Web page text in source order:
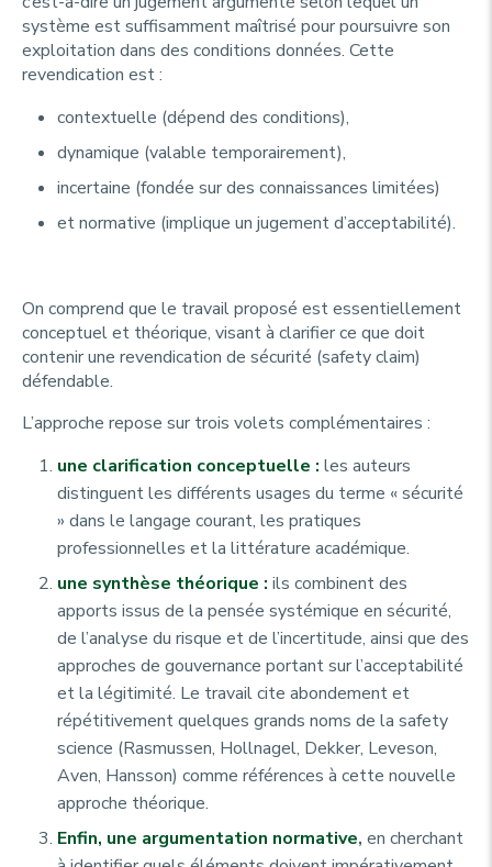
système est suffisamment maîtrisé pour poursuivre son
exploitation dans des conditions données. Cette
revendication est :
contextuelle (dépend des conditions),
dynamique (valable temporairement),
incertaine (fondée sur des connaissances limitées)
et normative (implique un jugement d’acceptabilité).
On comprend que le travail proposé est essentiellement
conceptuel et théorique, visant à clarifier ce que doit
contenir une revendication de sécurité (safety claim)
défendable.
L’approche repose sur trois volets complémentaires :
une clarification conceptuelle : les auteurs
distinguent les différents usages du terme « sécurité
» dans le langage courant, les pratiques
professionnelles et la littérature académique.
une synthèse théorique : ils combinent des
apports issus de la pensée systémique en sécurité,
de l’analyse du risque et de l’incertitude, ainsi que des
approches de gouvernance portant sur l’acceptabilité
et la légitimité. Le travail cite abondement et
répétitivement quelques grands noms de la safety
science (Rasmussen, Hollnagel, Dekker, Leveson,
Aven, Hansson) comme références à cette nouvelle
approche théorique.
Enfin, une argumentation normative, en cherchant